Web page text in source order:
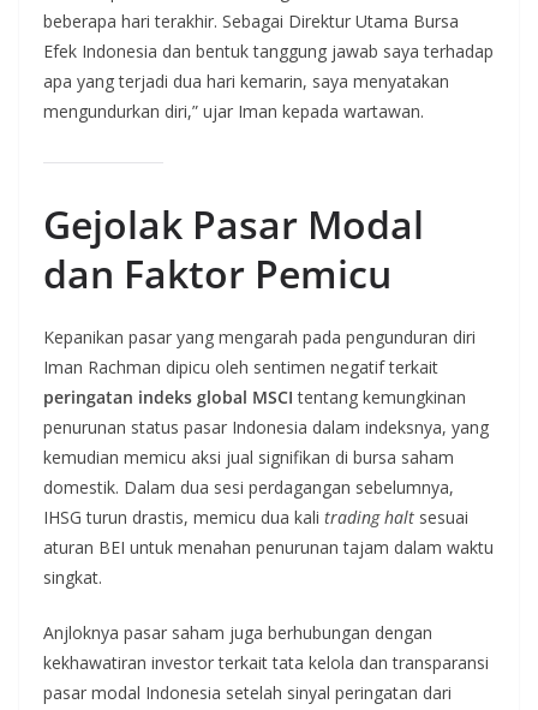
beberapa hari terakhir. Sebagai Direktur Utama Bursa
Efek Indonesia dan bentuk tanggung jawab saya terhadap
apa yang terjadi dua hari kemarin, saya menyatakan
mengundurkan diri,” ujar Iman kepada wartawan.
Gejolak Pasar Modal
dan Faktor Pemicu
Kepanikan pasar yang mengarah pada pengunduran diri
Iman Rachman dipicu oleh sentimen negatif terkait
peringatan indeks global MSCI tentang kemungkinan
penurunan status pasar Indonesia dalam indeksnya, yang
kemudian memicu aksi jual signifikan di bursa saham
domestik. Dalam dua sesi perdagangan sebelumnya,
IHSG turun drastis, memicu dua kali trading halt sesuai
aturan BEI untuk menahan penurunan tajam dalam waktu
singkat.
Anjloknya pasar saham juga berhubungan dengan
kekhawatiran investor terkait tata kelola dan transparansi
pasar modal Indonesia setelah sinyal peringatan dari